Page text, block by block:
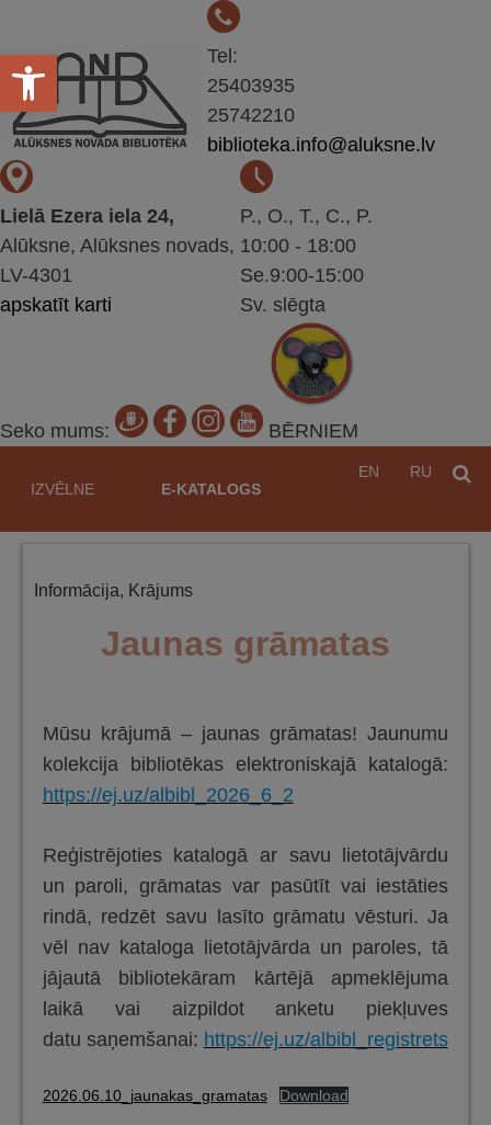
Open toolbar
Tel:
25403935
25742210
biblioteka.info@aluksne.lv
Lielā Ezera iela 24,
Alūksne, Alūksnes novads,
LV-4301
apskatīt karti
P., O., T., C., P.
10:00 - 18:00
Se.9:00-15:00
Sv. slēgta
Seko mums:
BĒRNIEM
IZVĒLNE E-KATALOGS
EN RU
Informācija, Krājums
Jaunas grāmatas
Mūsu krājumā – jaunas grāmatas! Jaunumu
kolekcija bibliotēkas elektroniskajā katalogā:
https://ej.uz/albibl_2026_6_2
Reģistrējoties katalogā ar savu lietotājvārdu
un paroli, grāmatas var pasūtīt vai iestāties
rindā, redzēt savu lasīto grāmatu vēsturi. Ja
vēl nav kataloga lietotājvārda un paroles, tā
jājautā bibliotekāram kārtējā apmeklējuma
laikā vai aizpildot anketu piekļuves
datu saņemšanai: https://ej.uz/albibl_registrets
2026.06.10_jaunakas_gramatas Download